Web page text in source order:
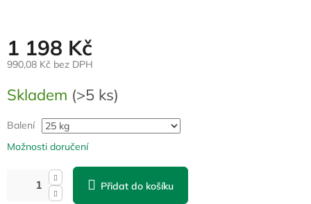
1 198 Kč
990,08 Kč bez DPH
cena:
Skladem (>5 ks)
Balení
Možnosti doručení
Přidat do košíku